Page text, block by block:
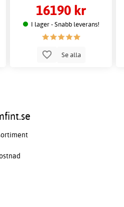
16190 kr
I lager - Snabb leverans!
Se alla